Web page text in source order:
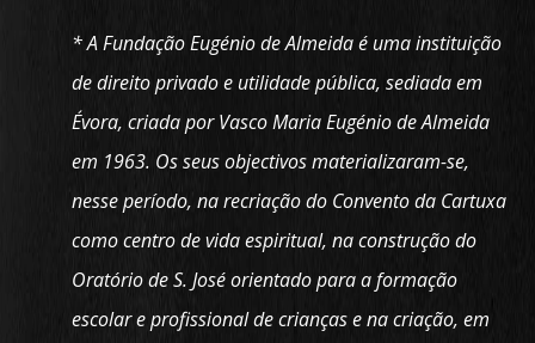
* A Fundação Eugénio de Almeida é uma instituição
de direito privado e utilidade pública, sediada em
Évora, criada por Vasco Maria Eugénio de Almeida
em 1963. Os seus objectivos materializaram-se,
nesse período, na recriação do Convento da Cartuxa
como centro de vida espiritual, na construção do
Oratório de S. José orientado para a formação
escolar e profissional de crianças e na criação, em